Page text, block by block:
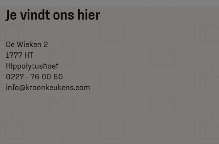
Je vindt ons hier
De Wieken 2
1777 HT
Hippolytushoef
0227 - 76 00 60
info@kroonkeukens.com